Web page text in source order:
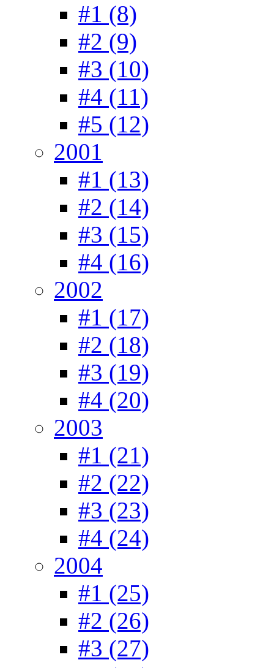
#1 (8)
#2 (9)
#3 (10)
#4 (11)
#5 (12)
2001
#1 (13)
#2 (14)
#3 (15)
#4 (16)
2002
#1 (17)
#2 (18)
#3 (19)
#4 (20)
2003
#1 (21)
#2 (22)
#3 (23)
#4 (24)
2004
#1 (25)
#2 (26)
#3 (27)